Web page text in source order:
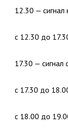
12.30 — сигнал
с 12.30 до
17.30 — сигнал
с 17.30 до
с 18.00 до